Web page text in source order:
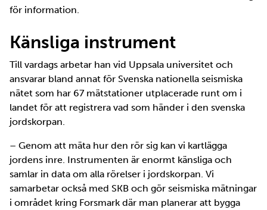
för information.
Känsliga instrument
Till vardags arbetar han vid Uppsala universitet och
ansvarar bland annat för Svenska nationella seismiska
nätet som har 67 mätstationer utplacerade runt om i
landet för att registrera vad som händer i den svenska
jordskorpan.
– Genom att mäta hur den rör sig kan vi kartlägga
jordens inre. Instrumenten är enormt känsliga och
samlar in data om alla rörelser i jordskorpan. Vi
samarbetar också med SKB och gör seismiska mätningar
i området kring Forsmark där man planerar att bygga